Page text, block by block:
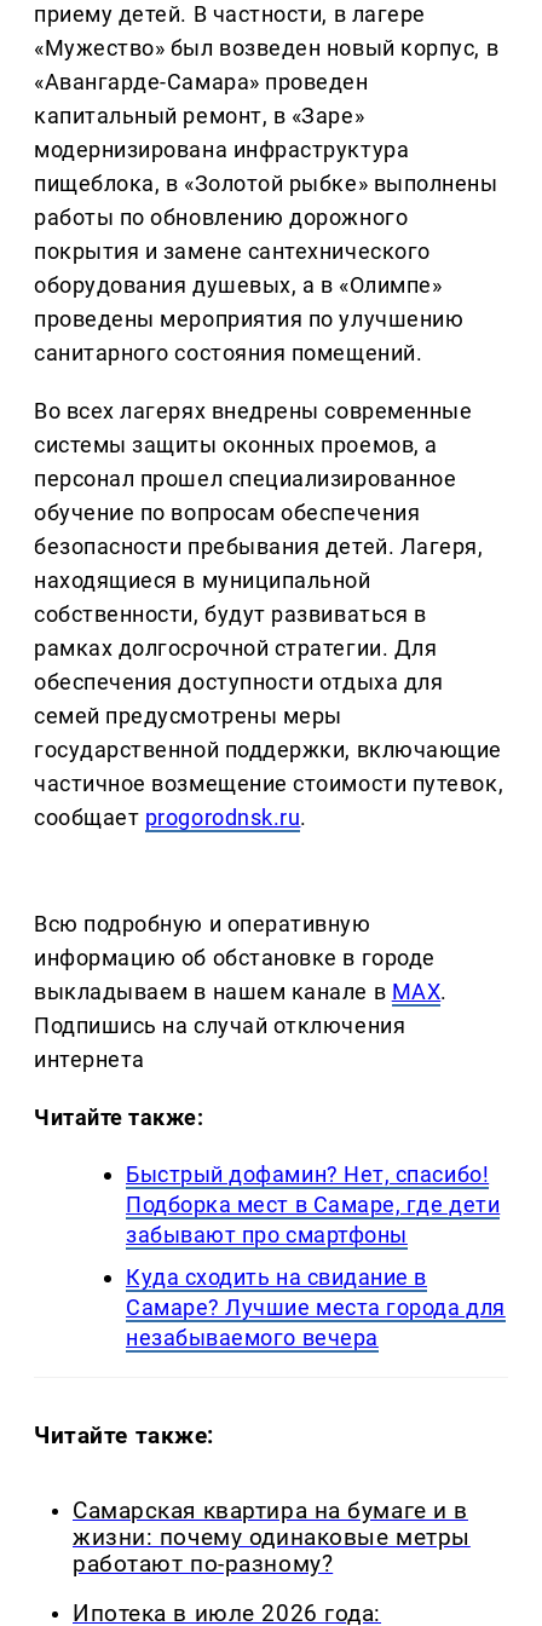
приему детей. В частности, в лагере
«Мужество» был возведен новый корпус, в
«Авангарде-Самара» проведен
капитальный ремонт, в «Заре»
модернизирована инфраструктура
пищеблока, в «Золотой рыбке» выполнены
работы по обновлению дорожного
покрытия и замене сантехнического
оборудования душевых, а в «Олимпе»
проведены мероприятия по улучшению
санитарного состояния помещений.
Во всех лагерях внедрены современные
системы защиты оконных проемов, а
персонал прошел специализированное
обучение по вопросам обеспечения
безопасности пребывания детей. Лагеря,
находящиеся в муниципальной
собственности, будут развиваться в
рамках долгосрочной стратегии. Для
обеспечения доступности отдыха для
семей предусмотрены меры
государственной поддержки, включающие
частичное возмещение стоимости путевок,
сообщает progorodnsk.ru.
Всю подробную и оперативную
информацию об обстановке в городе
выкладываем в нашем канале в MAX.
Подпишись на случай отключения
интернета
Читайте также:
Быстрый дофамин? Нет, спасибо!
Подборка мест в Самаре, где дети
забывают про смартфоны
Куда сходить на свидание в
Самаре? Лучшие места города для
незабываемого вечера
Читайте также:
Самарская квартира на бумаге и в
жизни: почему одинаковые метры
работают по-разному?
Ипотека в июле 2026 года: